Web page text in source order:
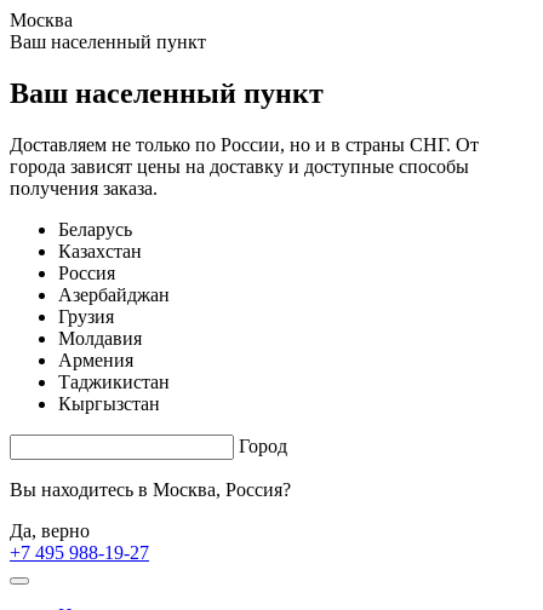
Москва
Ваш населенный пункт
Ваш населенный пункт
Доставляем не только по России, но и в страны СНГ. От
города зависят цены на доставку и доступные способы
получения заказа.
Беларусь
Казахстан
Россия
Азербайджан
Грузия
Молдавия
Армения
Таджикистан
Кыргызстан
Город
Вы находитесь в Москва, Россия?
Да, верно
+7 495 988-19-27